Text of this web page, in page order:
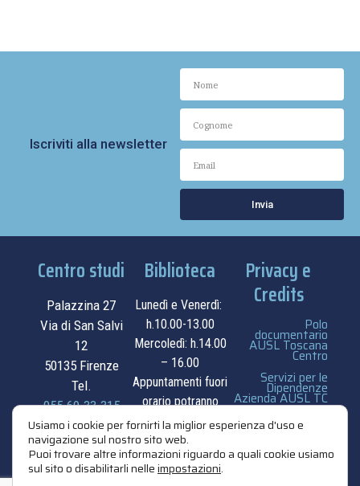
Iscriviti alla newsletter
Invia
Centro studi
Palazzina 27
Via di San Salvi
12
50135 Firenze
Tel.
055.69.33.315
contatti
Biblioteca
Lunedì e Venerdì:
h.10.00-13.00
Mercoledì: h.14.00
– 16.00
Appuntamenti fuori
orario potranno
essere
concordati su
appuntamento.
Privacy e
Credits
Polo
documentario
AUSL Toscana
Centro
Servizi per le
Dipendenze
Azienda AUSL TC
privacy e cookie
Usiamo i cookie per fornirti la miglior esperienza d'uso e
navigazione sul nostro sito web.
Puoi trovare altre informazioni riguardo a quali cookie usiamo
sul sito o disabilitarli nelleimpostazioni.